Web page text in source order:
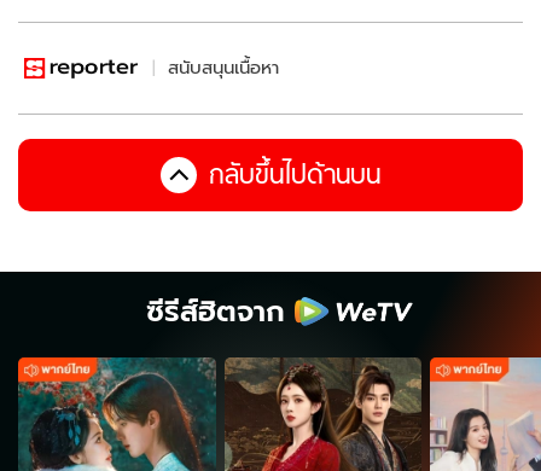
สนับสนุนเนื้อหา
กลับขึ้นไปด้านบน
ซีรีส์ฮิตจาก